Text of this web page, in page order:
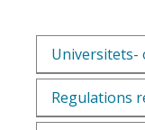
Universitets-
Regulations